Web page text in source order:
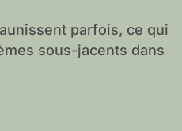
sous-jacents dans